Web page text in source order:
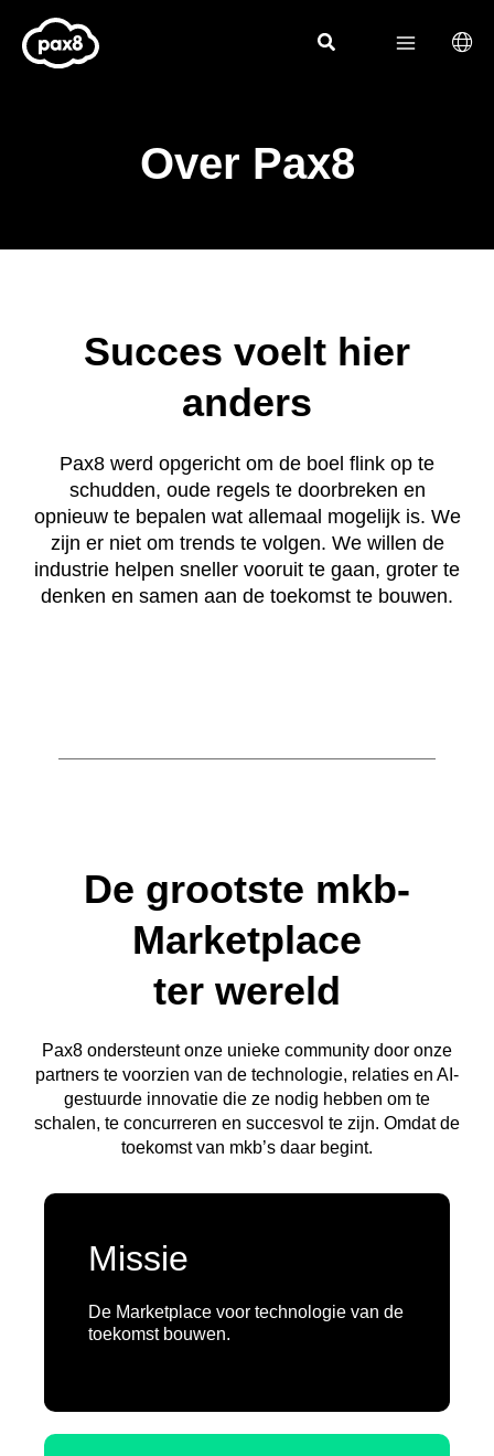
content
Over Pax8
Succes voelt hier
anders
Pax8 werd opgericht om de boel flink op te
schudden, oude regels te doorbreken en
opnieuw te bepalen wat allemaal mogelijk is. We
zijn er niet om trends te volgen. We willen de
industrie helpen sneller vooruit te gaan, groter te
denken en samen aan de toekomst te bouwen.
De grootste mkb-
Marketplace
ter wereld
Pax8 ondersteunt onze unieke community door onze
partners te voorzien van de technologie, relaties en AI-
gestuurde innovatie die ze nodig hebben om te
schalen, te concurreren en succesvol te zijn. Omdat de
toekomst van mkb’s daar begint.
Missie
De Marketplace voor technologie van de
toekomst bouwen.